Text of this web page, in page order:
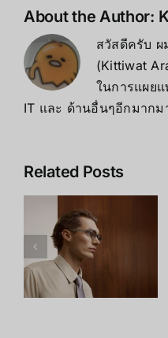
About the Author:
สวัสดีครับ
(Kittiwat
ในการแผย
IT และ ด้านอื่นๆอีกมากม
Related PostsLeap
Controller
2: เมื่อ
Tracking
กลายเป็น
เทคโนโลยีที่